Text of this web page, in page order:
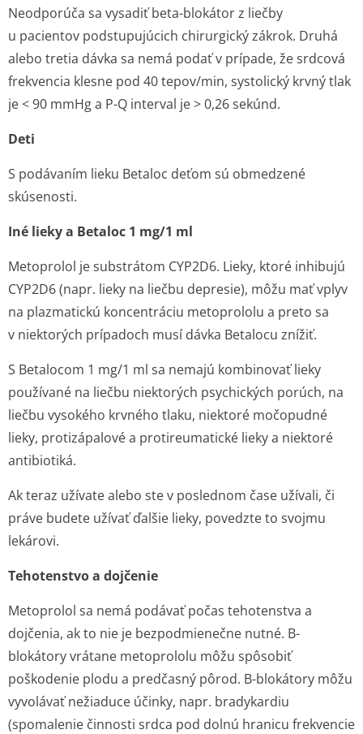
Neodporúča sa vysadiť beta-blokátor z liečby
u pacientov podstupujúcich chirurgický zákrok. Druhá
alebo tretia dávka sa nemá podať v prípade, že srdcová
frekvencia klesne pod 40 tepov/min, systolický krvný tlak
je < 90 mmHg a P-Q interval je > 0,26 sekúnd.
Deti
S podávaním lieku Betaloc deťom sú obmedzené
skúsenosti.
Iné lieky a Betaloc 1 mg/1 ml
Metoprolol je substrátom CYP2D6. Lieky, ktoré inhibujú
CYP2D6 (napr. lieky na liečbu depresie), môžu mať vplyv
na plazmatickú koncentráciu metoprololu a preto sa
v niektorých prípadoch musí dávka Betalocu znížiť.
S Betalocom 1 mg/1 ml sa nemajú kombinovať lieky
používané na liečbu niektorých psychických porúch, na
liečbu vysokého krvného tlaku, niektoré močopudné
lieky, protizápalové a protireumatické lieky a niektoré
antibiotiká.
Ak teraz užívate alebo ste v poslednom čase užívali, či
práve budete užívať ďalšie lieky, povedzte to svojmu
lekárovi.
Tehotenstvo a dojčenie
Metoprolol sa nemá podávať počas tehotenstva a
dojčenia, ak to nie je bezpodmienečne nutné. B-
blokátory vrátane metoprololu môžu spôsobiť
poškodenie plodu a predčasný pôrod. B-blokátory môžu
vyvolávať nežiaduce účinky, napr. bradykardiu
(spomalenie činnosti srdca pod dolnú hranicu frekvencie